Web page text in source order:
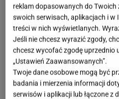
reklam dopasowanych do
swoich serwisach, aplikacjach i w
treści w nich wyświetlanych.
Jeśli nie chcesz wyrazić zgody,
chcesz wycofać zgodę uprzednio
„Ustawień Zaawansowanych”.
Twoje dane osobowe mogą być
badania i mierzenia informacji
serwisów i aplikacji lub łączone z